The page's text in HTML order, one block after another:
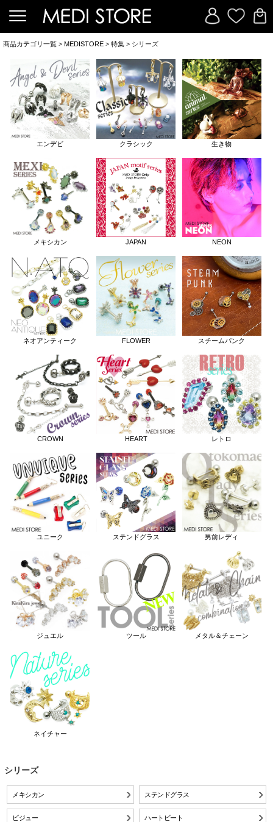
商品カテゴリ一覧 > MEDISTORE > 特集 > シリーズ
エンデビ クラシック 生き物
メキシカン JAPAN NEON
ネオアンティーク FLOWER スチームパンク
CROWN HEART レトロ
ユニーク ステンドグラス 男前レディ
ジュエル ツール メタル＆チェーン
ネイチャー
シリーズ
メキシカン ステンドグラス
ビジュー ハートビート